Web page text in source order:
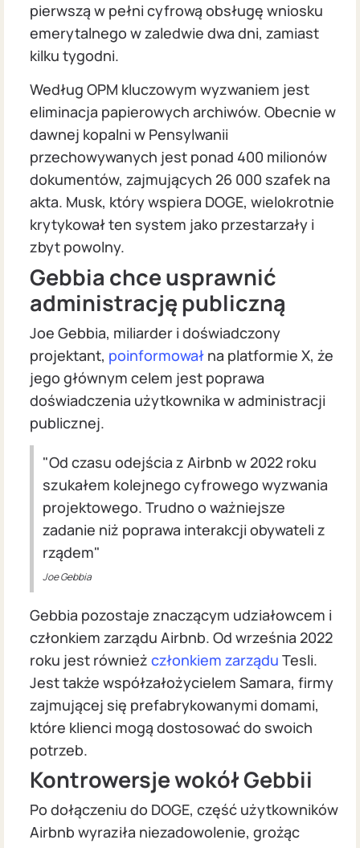
pierwszą w pełni cyfrową obsługę wniosku
emerytalnego w zaledwie dwa dni, zamiast
kilku tygodni.
Według OPM kluczowym wyzwaniem jest
eliminacja papierowych archiwów. Obecnie w
dawnej kopalni w Pensylwanii
przechowywanych jest ponad 400 milionów
dokumentów, zajmujących 26 000 szafek na
akta. Musk, który wspiera DOGE, wielokrotnie
krytykował ten system jako przestarzały i
zbyt powolny.
Gebbia chce usprawnić
administrację publiczną
Joe Gebbia, miliarder i doświadczony
projektant, poinformował na platformie X, że
jego głównym celem jest poprawa
doświadczenia użytkownika w administracji
publicznej.
"Od czasu odejścia z Airbnb w 2022 roku
szukałem kolejnego cyfrowego wyzwania
projektowego. Trudno o ważniejsze
zadanie niż poprawa interakcji obywateli z
rządem"
Joe Gebbia
Gebbia pozostaje znaczącym udziałowcem i
członkiem zarządu Airbnb. Od września 2022
roku jest również członkiem zarządu Tesli.
Jest także współzałożycielem Samara, firmy
zajmującej się prefabrykowanymi domami,
które klienci mogą dostosować do swoich
potrzeb.
Kontrowersje wokół Gebbii
Po dołączeniu do DOGE, część użytkowników
Airbnb wyraziła niezadowolenie, grożąc